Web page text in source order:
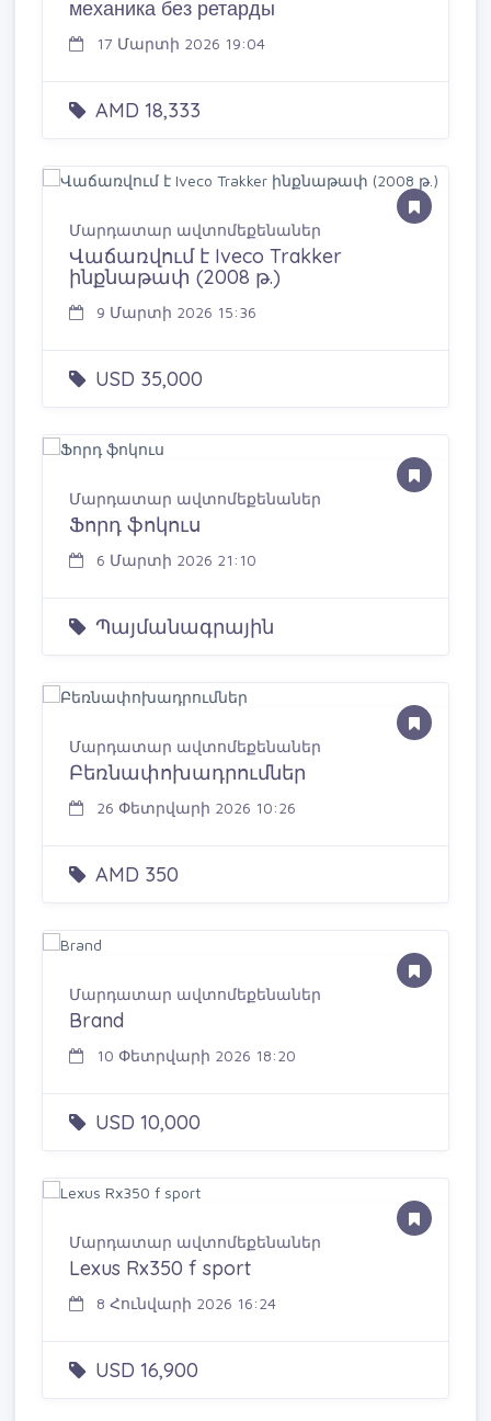
механика без ретарды
17 Մարտի 2026 19:04
AMD 18,333
Մարդատար ավտոմեքենաներ
Վաճառվում է Iveco Trakker
ինքնաթափ (2008 թ.)
9 Մարտի 2026 15:36
USD 35,000
Մարդատար ավտոմեքենաներ
Ֆորդ ֆոկուս
6 Մարտի 2026 21:10
Պայմանագրային
Մարդատար ավտոմեքենաներ
Բեռնափոխադրումներ
26 Փետրվարի 2026 10:26
AMD 350
Մարդատար ավտոմեքենաներ
Brand
10 Փետրվարի 2026 18:20
USD 10,000
Մարդատար ավտոմեքենաներ
Lexus Rx350 f sport
8 Հունվարի 2026 16:24
USD 16,900